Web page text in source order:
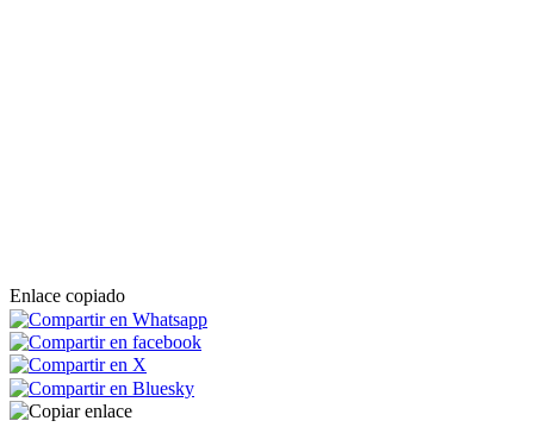
Enlace copiado